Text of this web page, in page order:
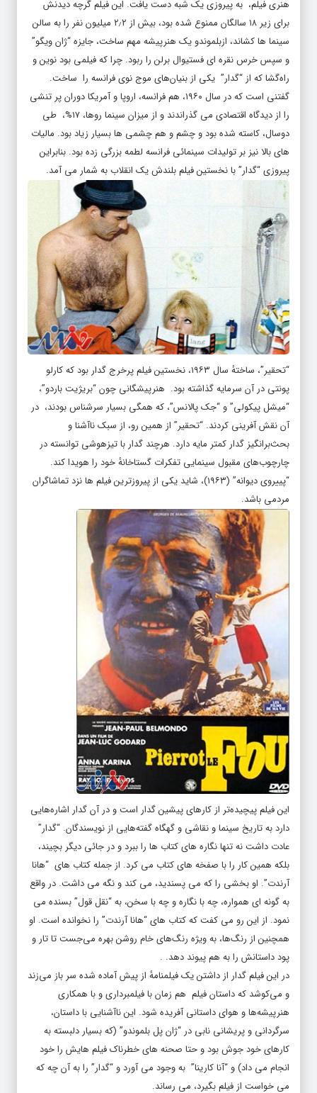
هنری فیلم، به پیروزی یک شبه دست یافت. این فیلم گرچه دیدنش
برای زیر ۱۸ سالگان ممنوع شده بود، بیش از ۲٫۲ میلیون نفر را به سالن
سینما ها کشاند، ازبلموندو یک هنرپیشه مهم ساخت، جایزه “ژان ویگو”
و سپس خرس نقره ای فستیوال برلن را ربود. چرا که فیلمی بود نوین و
راه‌گشا که از “گدار” یکی از بنیان‌های موج نوی فرانسه را ساخت.
گفتنی است که در سال ۱۹۶۰، هم فرانسه، اروپا و آمریکا دوران پر تنشی
را از دیدگاه اقتصادی می گذراندند و از میزان سینما روها، ۱۷%، طی
دوسال، کاسته شده بود و چشم و هم چشمی ها بسیار زیاد بود. مالیات
های بالا نیز بر تولیدات سینمائی فرانسه لطمه بزرگی زده بود. بنابراین
پیروزی “گدار” با نخستین فیلم بلندش یک انقلاب به شمار می آمد.
“تحقیر”، ساختهٔ سال ۱۹۶۳، نخستین فیلم پرخرج گدار بود که کارلو
پونتی در آن سرمایه گذاشته بود. هنرپیشگانی چون “بریژیت باردو”،
“میشل پیکولی” و “جک پالانس”، که همگی بسیار سرشناس بودند، در
آن نقش آفرینی کردند. “تحقیر” از همین رو، از سبک ناآشنا و
بحث‌برانگیز گدار کمتر مایه دارد. هرچند گدار با تیزهوشی توانسته در
چارچوب‌های مقبول سینمایی تفکرات گستاخانهٔ خود را هویدا کند.
“پییروی دیوانه” (۱۹۶۳)، شاید یکی از پیروزترین فیلم ها نزد تماشاگران
مردمی باشد.
این فیلم پیچیده‌تر از کارهای پیشین گدار است و در آن گدار اشاره‌هایی
دارد به تاریخ سینما و نقاشی و گهگاه گفته‌هایی از نویسندگان. “گدار”
عادت داشت نه تنها نگاره های کتاب ها را ببرد و در جائی دیگر بچیند،
بلکه همین کار را با صفخه های کتاب می کرد. از جمله کتاب های “هانا
آرندت”. او بخشی را که می پسندید، می کند و نگه می داشت. در واقع
به گونه ای همواره، چه با نگاره و چه با سخن، به “نقل قول” بسنده می
نمود. از این رو می کفت که کتاب های “هانا آرندت” را نخوانده است. او
همچنین از رنگ‌ها، به ویژه رنگ‌های خام روشن بهره می‌جست تا تار و
پود داستانش را به هم پیوند دهد. .
در این فیلم گدار از داشتن یک فیلمنامهٔ از پیش آماده شده سر باز می‌زند
و می‌کوشد که داستان فیلم هم زمان با فیلمبرداری و با همکاری
هنرپیشه‌ها و هوای داستانی آفریده شود. این ناآشنایی با داستان،
سرگردانی و پریشانی نابی در “ژان پل بلموندو” (که بسیار دلبسته به
کارهای خود جوش بود و حتا صحنه های خطرناک فیلم هایش را خود
انجام می داد) و “آنا کارینا” به وجود می آورد و “گدار” را به آن چه که
می خواست از فیلم بگیرد، می رساند.